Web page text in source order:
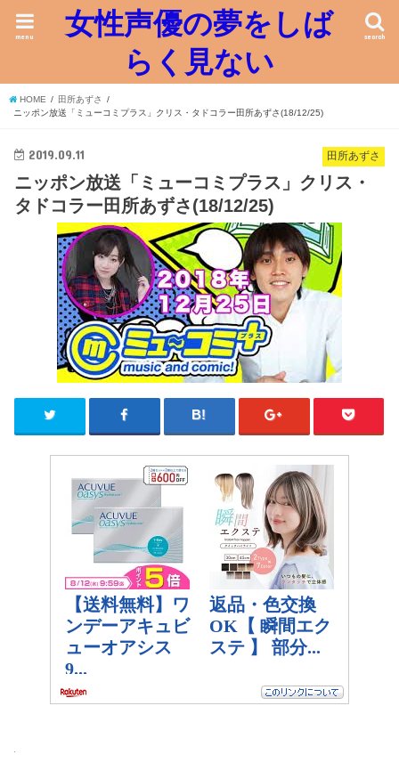
女性声優の夢をしば
らく見ない
search
menu
HOME
田所あずさ
ニッポン放送「ミューコミプラス」クリス・タドコラー田所あずさ(18/12/25)
田所あずさ
2019.09.11
ニッポン放送「ミューコミプラス」クリス・
タドコラー田所あずさ(18/12/25)